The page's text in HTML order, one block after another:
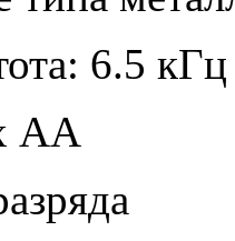
6.5 кГц
АА